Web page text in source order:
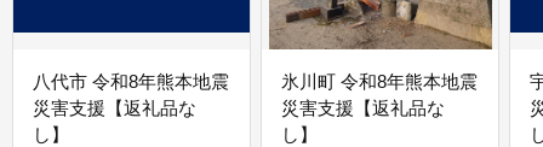
八代市 令和8年熊本地震
災害支援【返礼品な
し】
氷川町 令和8年熊本地震
災害支援【返礼品な
し】